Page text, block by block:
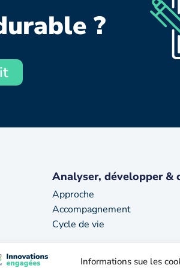
Informations sue les
?
Analyser, développer &
Approche
Accompagnement
Cycle de vie